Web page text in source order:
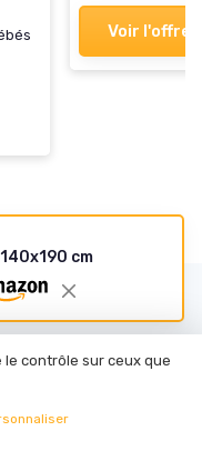
Voir l'offre
cm
contrôle sur ceux que